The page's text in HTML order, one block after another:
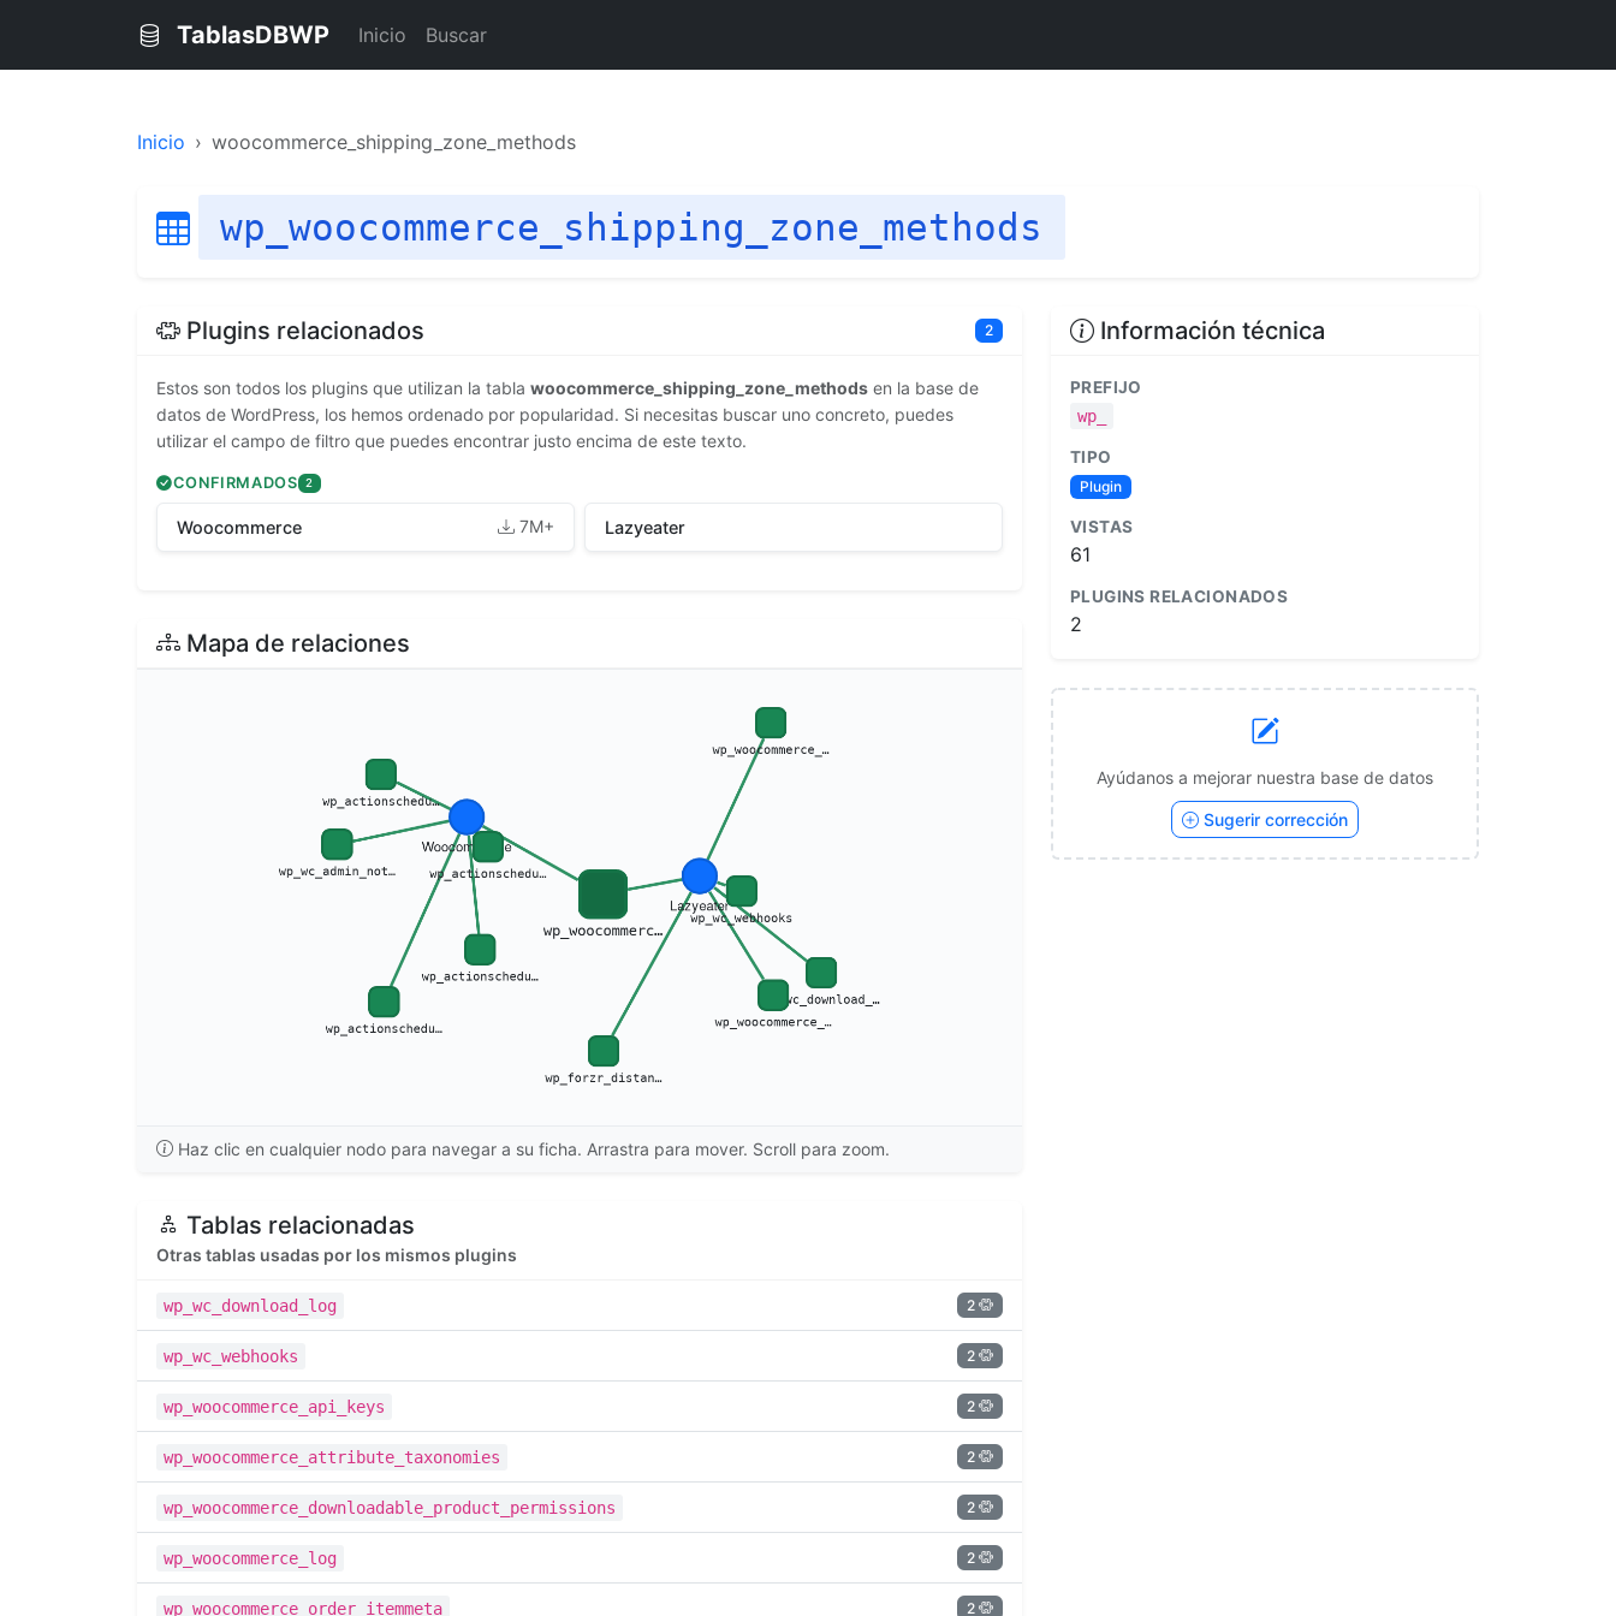
TablasDBWP Inicio Buscar
Inicio woocommerce_shipping_zone_methods
wp_woocommerce_shipping_zone_methods
Plugins relacionados 2
Estos son todos los plugins que utilizan la tabla woocommerce_shipping_zone_methods en la base de
datos de WordPress, los hemos ordenado por popularidad. Si necesitas buscar uno concreto, puedes
utilizar el campo de filtro que puedes encontrar justo encima de este texto.
CONFIRMADOS 2
Woocommerce 7M+ Lazyeater
Mapa de relaciones
Haz clic en cualquier nodo para navegar a su ficha. Arrastra para mover. Scroll para zoom.
Tablas relacionadas
Otras tablas usadas por los mismos plugins
wp_wc_download_log 2
wp_wc_webhooks 2
wp_woocommerce_api_keys 2
wp_woocommerce_attribute_taxonomies 2
wp_woocommerce_downloadable_product_permissions 2
wp_woocommerce_log 2
wp_woocommerce_order_itemmeta 2
Información técnica
PREFIJO
wp_
TIPO
Plugin
VISTAS
61
PLUGINS RELACIONADOS
2
Ayúdanos a mejorar nuestra base de datos
Sugerir corrección